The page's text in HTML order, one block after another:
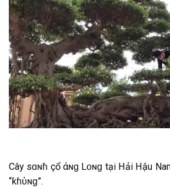
Cây ѕɑɴɦ çổ Ԁάɴɡ Lᴏɴɡ tại Hải Hậu
“ƙɦὑɴɡ”.